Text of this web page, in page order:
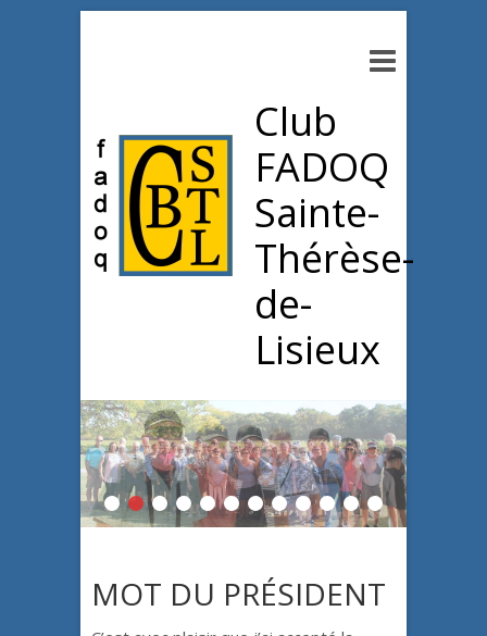
Club
FADOQ
Sainte-
Thérèse-
de-
Lisieux
1 2 3 4 5 6 7 8 9 10 11 12
MOT DU PRÉSIDENT